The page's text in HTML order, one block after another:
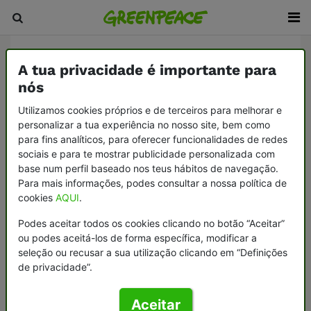
Obrigado pelo teu
interesse na
Greenpeace
Se quiseres contactar connosco podes
fazê-lo através de
A tua privacidade é importante para
nós
Utilizamos cookies próprios e de terceiros para melhorar e
personalizar a tua experiência no nosso site, bem como
para fins analíticos, para oferecer funcionalidades de redes
sociais e para te mostrar publicidade personalizada com
base num perfil baseado nos teus hábitos de navegação.
Para mais informações, podes consultar a nossa política de
cookies AQUI.
Podes aceitar todos os cookies clicando no botão “Aceitar”
ou podes aceitá-los de forma específica, modificar a
seleção ou recusar a sua utilização clicando em “Definições
de privacidade”.
Aceitar